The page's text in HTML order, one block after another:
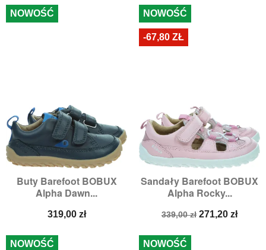
Buty Barefoot BOBUX
Alpha Dawn...
Cena
319,00 zł
NOWOŚĆ
Sandały Barefoot BOBUX
Alpha Rocky...
Cena
339,00 zł Cena
271,20 zł
NOWOŚĆ
-67,80 ZŁ
NOWOŚĆ NOWOŚĆ